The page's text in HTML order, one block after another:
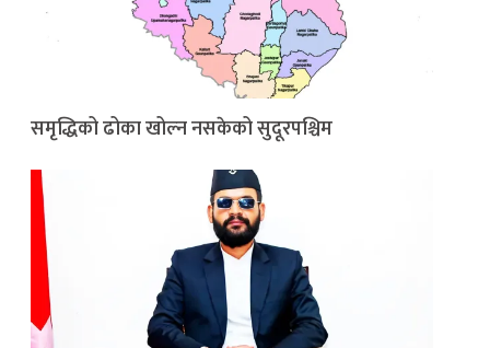
समृद्धिको ढोका खोल्न नसकेको सुदूरपश्चिम